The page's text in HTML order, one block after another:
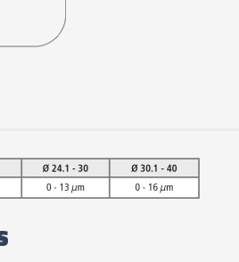
INDUÇÃO TÉRMICA - SHRINK FIT - HSK-
TÉRMICA - SHRINK FIT - HSK-
TÉRMICA - SHRINK FIT - HSK-